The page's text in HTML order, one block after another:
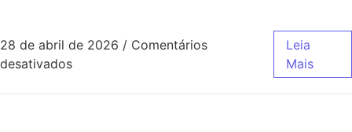
28 de abril de 2026 / Comentários
desativados
Leia
Mais